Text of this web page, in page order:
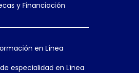
y Financiación
en Línea
especialidad en Línea